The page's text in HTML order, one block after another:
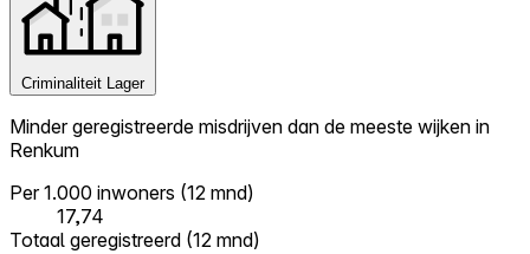
Criminaliteit Lager
Minder geregistreerde misdrijven dan de meeste wijken in
Renkum
Per 1.000 inwoners (12 mnd)
17,74
Totaal geregistreerd (12 mnd)